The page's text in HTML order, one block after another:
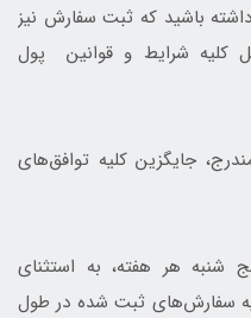
باشید که ثبت سفارش نیز
کلیه شرایط و قوانین پول
جایگزین کلیه توافق‏‌های
شنبه هر هفته، به استثنای
سفارش‏‌های ثبت شده در طول